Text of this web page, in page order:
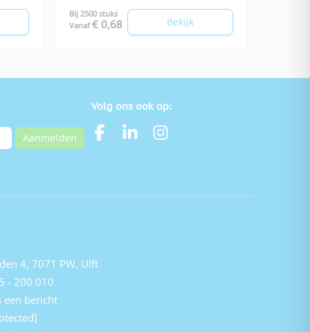
Bij 2500 stuks
Vanaf € 0,68 Bekijk
Aanmelden
Volg ons ook op:
4, 7071 PW, Ulft
- 200 010
een bericht